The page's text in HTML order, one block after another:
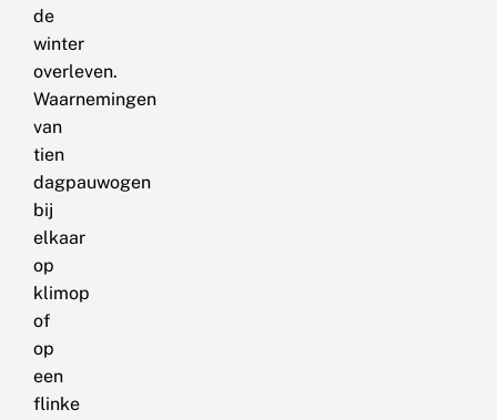
de
winter
overleven.
Waarnemingen
van
tien
dagpauwogen
bij
elkaar
op
klimop
of
op
een
flinke